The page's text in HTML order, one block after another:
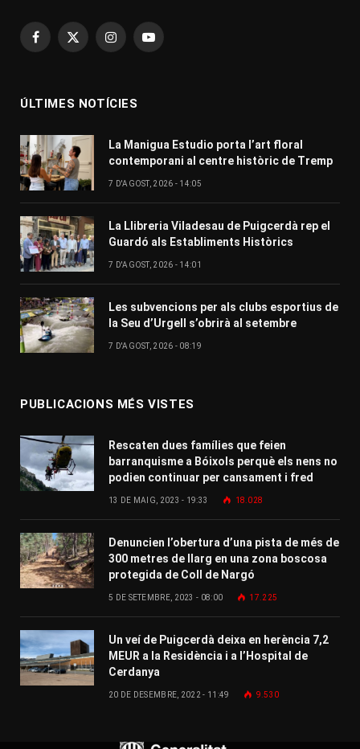
Facebook
X
InstagramYouTube
ÚLTIMES NOTÍCIES
La Manigua Estudio porta l’art floral
contemporani al centre històric de Tremp
7 D'AGOST, 2026 - 14:05
La Llibreria Viladesau de Puigcerdà rep el
Guardó als Establiments Històrics
7 D'AGOST, 2026 - 14:01
Les subvencions per als clubs esportius de
la Seu d’Urgell s’obrirà al setembre
7 D'AGOST, 2026 - 08:19
PUBLICACIONS MÉS VISTES
Rescaten dues famílies que feien
barranquisme a Bóixols perquè els nens no
podien continuar per cansament i fred
13 DE MAIG, 2023 - 19:33 18.028
Denuncien l’obertura d’una pista de més de
300 metres de llarg en una zona boscosa
protegida de Coll de Nargó
5 DE SETEMBRE, 2023 - 08:00 17.225
Un veí de Puigcerdà deixa en herència 7,2
MEUR a la Residència i a l’Hospital de
Cerdanya
20 DE DESEMBRE, 2022 - 11:49 9.530